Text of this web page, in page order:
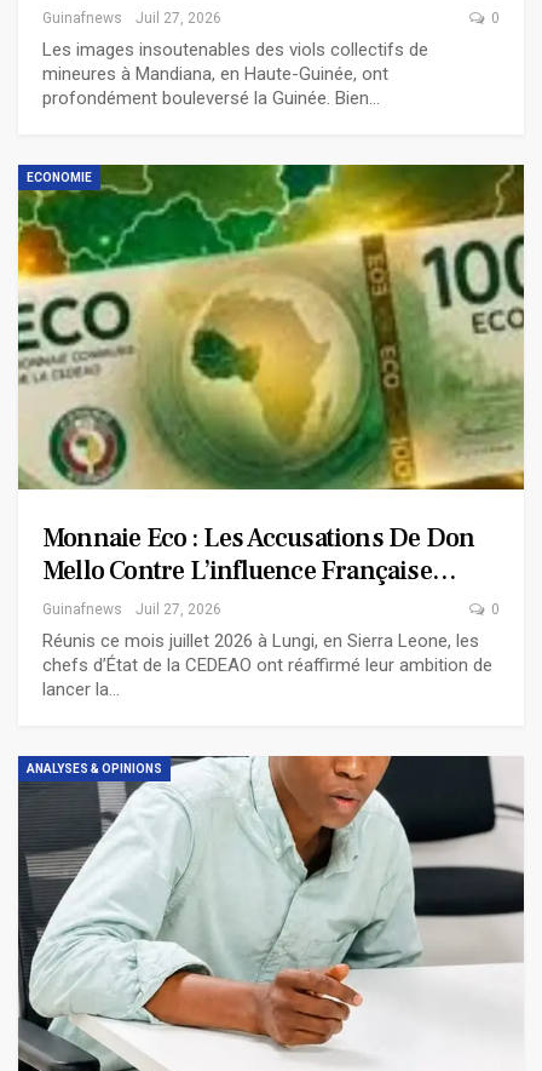
Guinafnews Juil 27, 2026 0
Les images insoutenables des viols collectifs de
mineures à Mandiana, en Haute-Guinée, ont
profondément bouleversé la Guinée. Bien…
ECONOMIE
Monnaie Eco : Les Accusations De Don
Mello Contre L’influence Française…
Guinafnews Juil 27, 2026 0
Réunis ce mois juillet 2026 à Lungi, en Sierra Leone, les
chefs d’État de la CEDEAO ont réaffirmé leur ambition de
lancer la…
ANALYSES & OPINIONS